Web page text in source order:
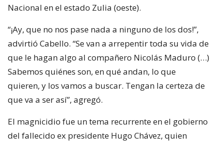
Nacional en el estado Zulia (oeste).
“¡Ay, que no nos pase nada a ninguno de los dos!”,
advirtió Cabello. “Se van a arrepentir toda su vida de
que le hagan algo al compañero Nicolás Maduro (…)
Sabemos quiénes son, en qué andan, lo que
quieren, y los vamos a buscar. Tengan la certeza de
que va a ser así”, agregó.
El magnicidio fue un tema recurrente en el gobierno
del fallecido ex presidente Hugo Chávez, quien